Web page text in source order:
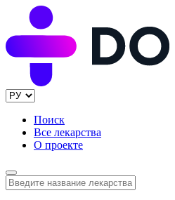
Поиск
Все лекарства
О проекте